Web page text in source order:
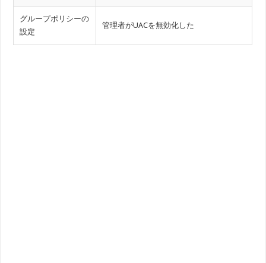
グループポリシーの
設定
管理者がUACを無効化した